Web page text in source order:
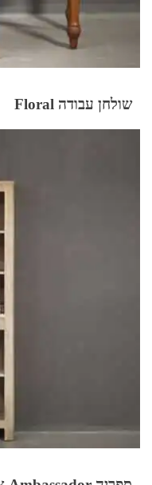
שולחן עבודה Floral